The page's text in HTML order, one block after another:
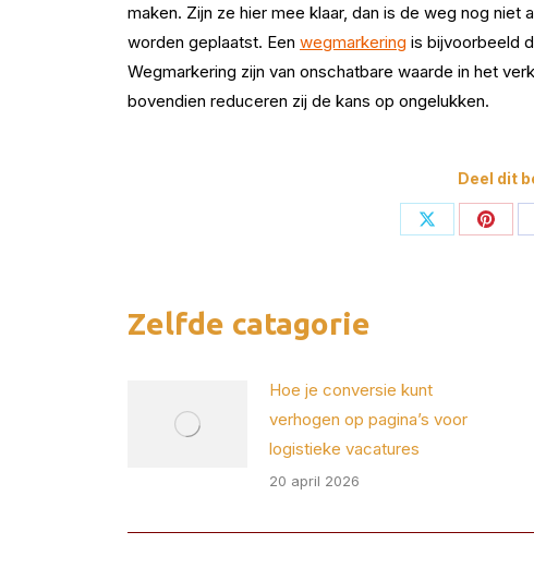
maken. Zijn ze hier mee klaar, dan is de weg nog
worden geplaatst. Een wegmarkering is bijvoorbeeld
Wegmarkering zijn van onschatbare waarde in het
bovendien reduceren zij de kans op ongelukken.
Deel dit
Deel
Deel
Zelfde catagorie
Hoe je conversie kunt
verhogen op pagina’s voor
logistieke vacatures
20 april 2026